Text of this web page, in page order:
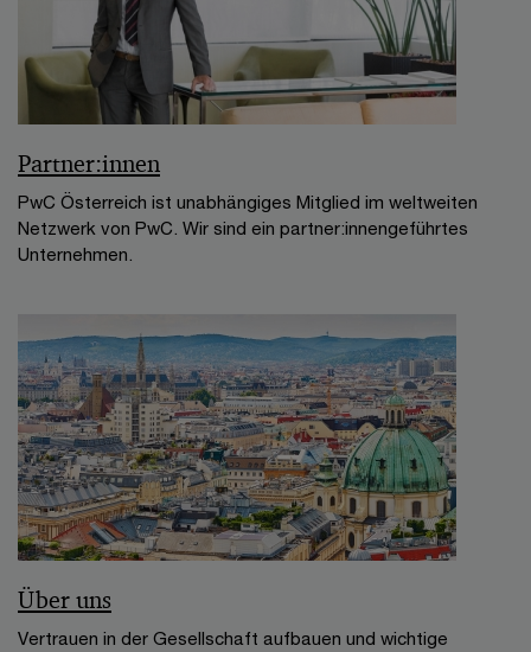
Partner:innen
PwC Österreich ist unabhängiges Mitglied im weltweiten
Netzwerk von PwC. Wir sind ein partner:innengeführtes
Unternehmen.
Über uns
Vertrauen in der Gesellschaft aufbauen und wichtige